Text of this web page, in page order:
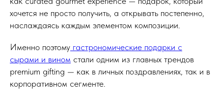
хочется не просто получить, а открывать постепенно,
наслаждаясь каждым элементом композиции.
Именно поэтому гастрономические подарки с
сырами и вином стали одним из главных трендов
premium gifting — как в личных поздравлениях, так и в
корпоративном сегменте.